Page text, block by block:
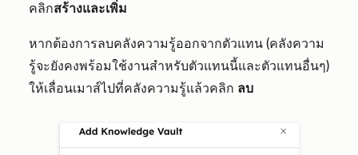
คลิกสร้างและเพิ่ม
หากต้องการลบคลังความรู้ออกจากตัวแทน (คลังความ
รู้จะยังคงพร้อมใช้งานสำหรับตัวแทนนี้และตัวแทนอื่นๆ)
ให้เลื่อนเมาส์ไปที่คลังความรู้แล้วคลิก ลบ